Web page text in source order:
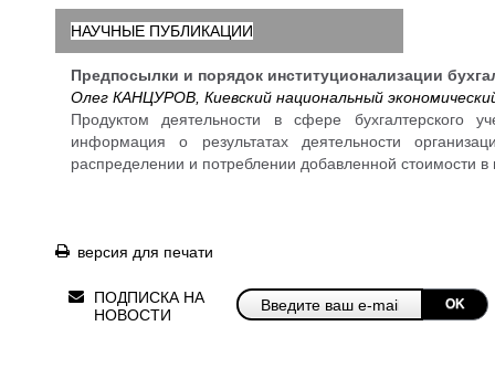
НАУЧНЫЕ ПУБЛИКАЦИИ
Предпосылки и порядок институционализации
Олег КАНЦУРОВ, Киевский национальный
Продуктом деятельности в сфере бухгалтерского
информация о результатах деятельности
распределении и потреблении добавленной стоимости
версия для печати
ПОДПИСКА НА
НОВОСТИ
OK